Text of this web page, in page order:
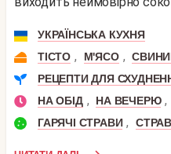
УКРАЇНСЬКА КУХНЯ
ТІСТО , М'ЯСО ,
РЕЦЕПТИ ДЛЯ
НА ОБІД , НА ВЕЧЕРЮ ,
ГАРЯЧІ СТРАВИ ,